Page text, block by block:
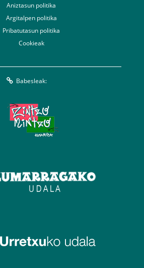
Aniztasun politika
Argitalpen politika
Pribatutasun politika
Cookieak
Babesleak: